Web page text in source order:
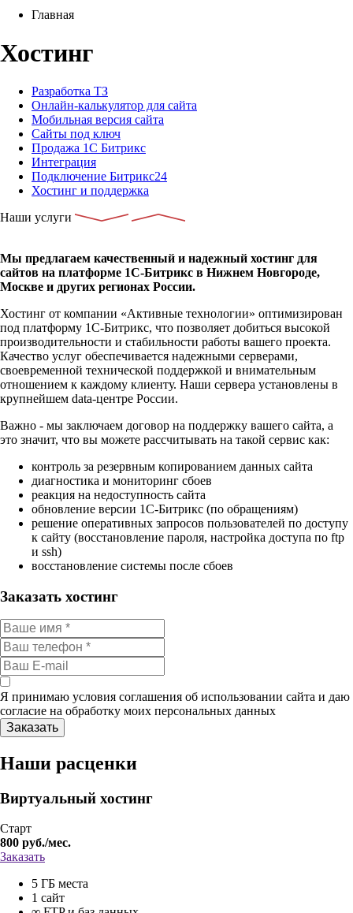
Главная
Хостинг
Разработка ТЗ
Онлайн-калькулятор для сайта
Мобильная версия сайта
Сайты под ключ
Продажа 1С Битрикс
Интеграция
Подключение Битрикс24
Хостинг и поддержка
Наши услуги
Мы предлагаем качественный и надежный хостинг для
сайтов на платформе 1С-Битрикс в Нижнем Новгороде,
Москве и других регионах России.
Хостинг от компании «Активные технологии» оптимизирован
под платформу 1С-Битрикс, что позволяет добиться высокой
производительности и стабильности работы вашего проекта.
Качество услуг обеспечивается надежными серверами,
своевременной технической поддержкой и внимательным
отношением к каждому клиенту. Наши сервера установлены в
крупнейшем data-центре России.
Важно - мы заключаем договор на поддержку вашего сайта, а
это значит, что вы можете рассчитывать на такой сервис как:
контроль за резервным копированием данных сайта
диагностика и мониторинг сбоев
реакция на недоступность сайта
обновление версии 1С-Битрикс (по обращениям)
решение оперативных запросов пользователей по доступу
к сайту (восстановление пароля, настройка доступа по ftp
и ssh)
восстановление системы после сбоев
Заказать хостинг
Я принимаю условия соглашения об использовании сайта и даю
согласие на обработку моих персональных данных
Наши расценки
Виртуальный хостинг
Старт
800 руб./мес.
Заказать
5 ГБ места
1 сайт